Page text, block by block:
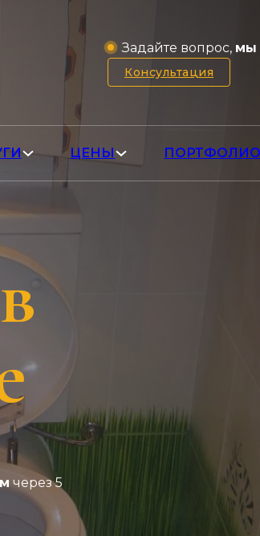
Задайте вопрос, мы
Консультация
ЦЕНЫ ПОРТФОЛИО
в
через 5